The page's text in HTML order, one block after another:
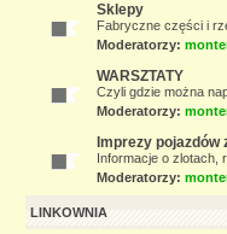
Sklepy
Fabryczne części i
Moderatorzy:
WARSZTATY
Czyli gdzie można
Moderatorzy:
Imprezy
Informacje o zlotach,
Moderatorzy:
LINKOWNIA